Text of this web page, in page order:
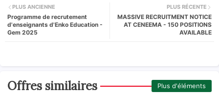
PLUS RÉCENTE
MASSIVE RECRUITMENT NOTICE
AT CENEEMA - 150 POSITIONS
AVAILABLE
PLUS ANCIENNE
Programme de recrutement
d'enseignants d'Enko Education -
Gem 2025
Offres similaires Plus d'éléments